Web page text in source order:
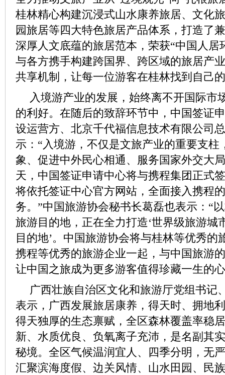
桂林精心构建沉浸式山水康养旅居、文化
园旅居等四大特色旅居产品体系，打造了
深厚人文底蕴的旅居范本，荣获“中国人居
与各方携手构建跨国界、跨区域的旅居产
共享机制，让每一位游客在桂林找到自己
入境游产业的发展，始终离不开国际市
的利好。在随后的致辞环节中，中国签证
设运营方、北京千代福信息技术有限公司
示：“入境游，不仅是文旅产业的重要支柱
象、促进中外民心相通、服务国家外交大
天，中国签证申请中心将与携程集团正式
将依托签证中心官方网站，全面接入携程
务。”中国旅游协会秘书长葛磊也表示：“
旅游目的地，正在全力打造‘世界级旅游城
目的地’。中国旅游协会将与桂林等优秀的
携程等优秀的旅游企业一起，与中国旅游
让中国之旅成为更多游客值得珍藏一生的
广西壮族自治区文化和旅游厅党组书记
表示，广西发展旅居康养，得天时、拥地
得天独厚的生态禀赋，全区森林覆盖率稳
新、水质优良、负氧离子充沛，是名副其
秘境。全区气候温润宜人、四季分明，无
汇聚滨海度假、边关风情、山水田园、民